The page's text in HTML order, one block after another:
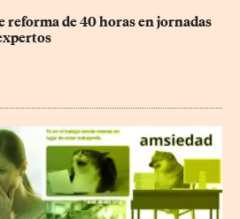
reforma de 40 horas en jornadas